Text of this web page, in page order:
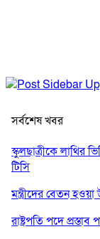
সর্বশেষ খবর
স্কুলছাত্রীকে লাথির
টিসি
মন্ত্রীদের বেতন
রাষ্ট্রপতি পদে